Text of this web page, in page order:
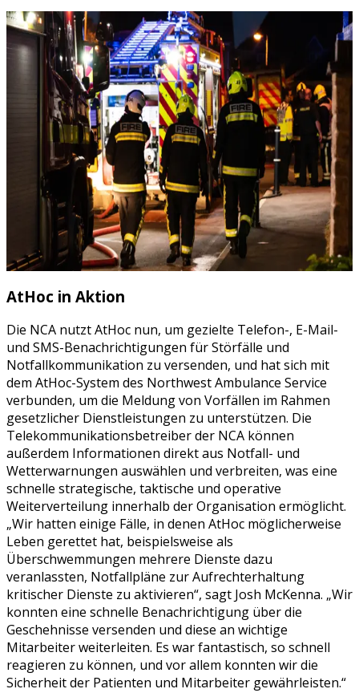
AtHoc in Aktion
Die NCA nutzt AtHoc nun, um gezielte Telefon-, E-Mail-
und SMS-Benachrichtigungen für Störfälle und
Notfallkommunikation zu versenden, und hat sich mit
dem AtHoc-System des Northwest Ambulance Service
verbunden, um die Meldung von Vorfällen im Rahmen
gesetzlicher Dienstleistungen zu unterstützen. Die
Telekommunikationsbetreiber der NCA können
außerdem Informationen direkt aus Notfall- und
Wetterwarnungen auswählen und verbreiten, was eine
schnelle strategische, taktische und operative
Weiterverteilung innerhalb der Organisation ermöglicht.
„Wir hatten einige Fälle, in denen AtHoc möglicherweise
Leben gerettet hat, beispielsweise als
Überschwemmungen mehrere Dienste dazu
veranlassten, Notfallpläne zur Aufrechterhaltung
kritischer Dienste zu aktivieren“, sagt Josh McKenna. „Wir
konnten eine schnelle Benachrichtigung über die
Geschehnisse versenden und diese an wichtige
Mitarbeiter weiterleiten. Es war fantastisch, so schnell
reagieren zu können, und vor allem konnten wir die
Sicherheit der Patienten und Mitarbeiter gewährleisten.“